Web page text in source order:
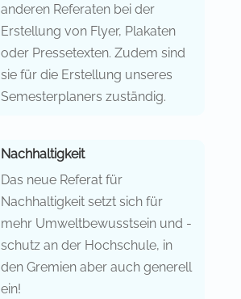
anderen Referaten bei der
Erstellung von Flyer, Plakaten
oder Pressetexten. Zudem sind
sie für die Erstellung unseres
Semesterplaners zuständig.
Nachhaltigkeit
Das neue Referat für
Nachhaltigkeit setzt sich für
mehr Umweltbewusstsein und -
schutz an der Hochschule, in
den Gremien aber auch generell
ein!